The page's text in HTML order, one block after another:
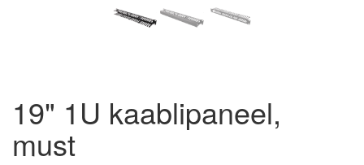
19" 1U kaablipaneel,
must